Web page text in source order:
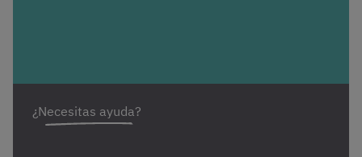
¿Necesitas ayuda?